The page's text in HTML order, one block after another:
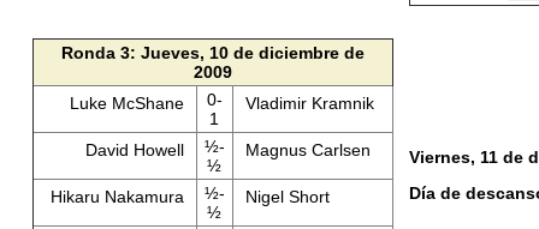
Ronda 3: Jueves, 10 de diciembre de
2009
Luke McShane
0-
1
Vladimir Kramnik
David Howell
½-
½
Magnus Carlsen
Hikaru Nakamura
½-
½
Nigel Short
Viernes, 11 de
Día de